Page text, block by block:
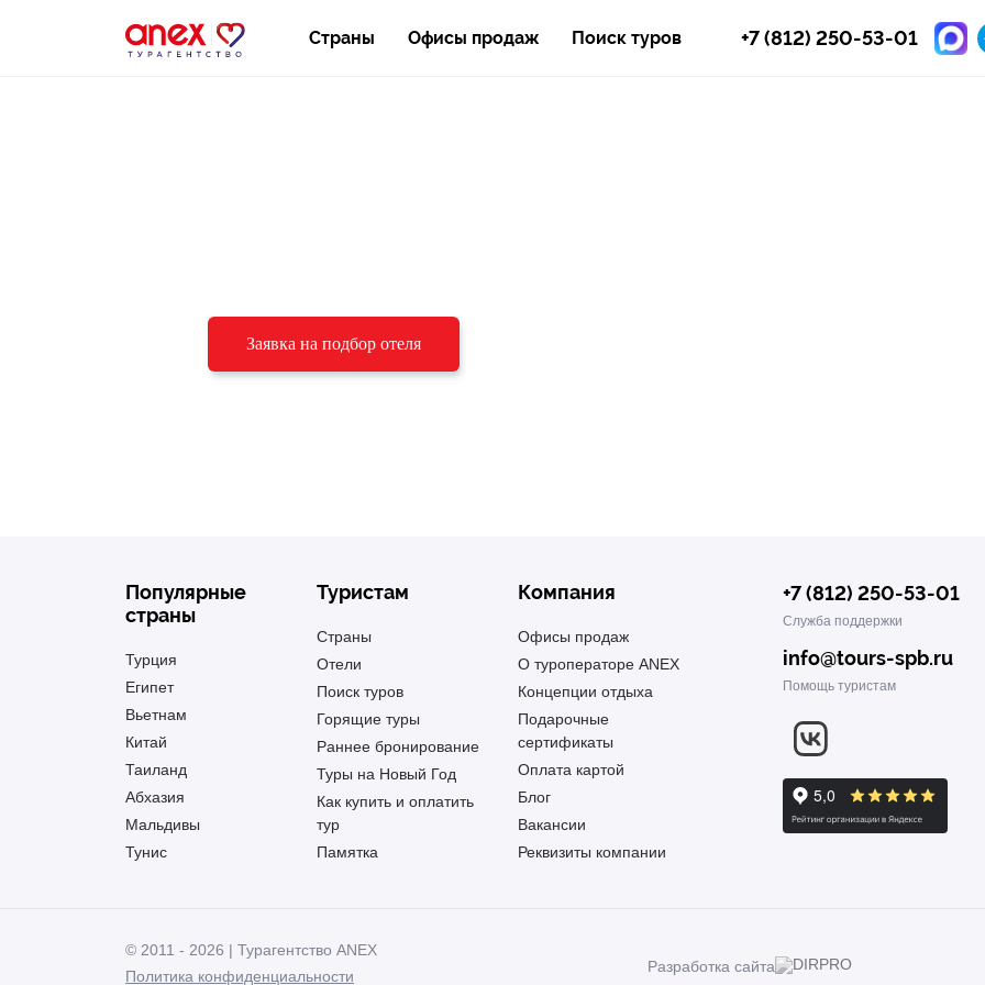
Страны Офисы продаж Поиск туров +7 (812) 250-53-01
Заявка на подбор отеля
Популярные
страны
Турция
Египет
Вьетнам
Китай
Таиланд
Абхазия
Мальдивы
Тунис
Туристам
Страны
Отели
Поиск туров
Горящие туры
Раннее бронирование
Туры на Новый Год
Как купить и оплатить
тур
Памятка
Компания
Офисы продаж
О туроператоре ANEX
Концепции отдыха
Подарочные
сертификаты
Оплата картой
Блог
Вакансии
Реквизиты компании
+7 (812) 250-53-01
Служба поддержки
info@tours-spb.ru
Помощь туристам
© 2011 - 2026 | Турагентство ANEX
Политика конфиденциальности
Разработка сайта